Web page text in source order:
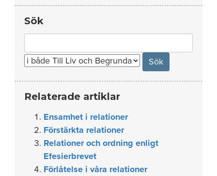
Sök
for:
Relaterade artiklar
Ensamhet i relationer
Förstärkta relationer
Relationer och ordning enligt
Efesierbrevet
Förlåtelse i våra relationer